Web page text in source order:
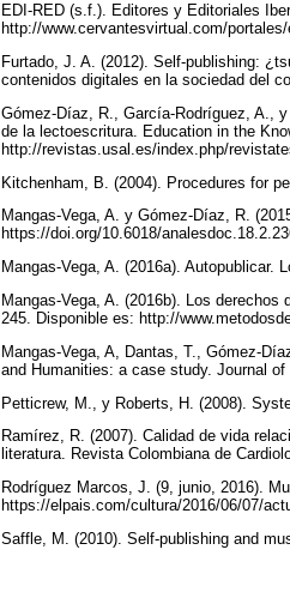
EDI-RED (s.f.). Editores y Editoriales
http://www.cervantesvirtual.com/
Furtado, J. A. (2012). Self-publishing:
contenidos digitales en la sociedad del
Gómez-Díaz, R., García-Rodríguez, A.,
de la lectoescritura. Education in the
http://revistas.usal.es/index.php/
Kitchenham, B. (2004). Procedures for
Mangas-Vega, A. y Gómez-Díaz, R.
https://doi.org/10.6018/
Mangas-Vega, A. (2016a). Autopublicar.
Mangas-Vega, A. (2016b). Los
245. Disponible es: http://
Mangas-Vega, A, Dantas, T., Gómez-
and Humanities: a case study. Journal
Petticrew, M., y Roberts, H. (2008).
Ramírez, R. (2007). Calidad de vida
literatura. Revista Colombiana de
Rodríguez Marcos, J. (9, junio, 2016).
https://elpais.com/cultura/2016/06/07/
Saffle, M. (2010). Self-publishing and